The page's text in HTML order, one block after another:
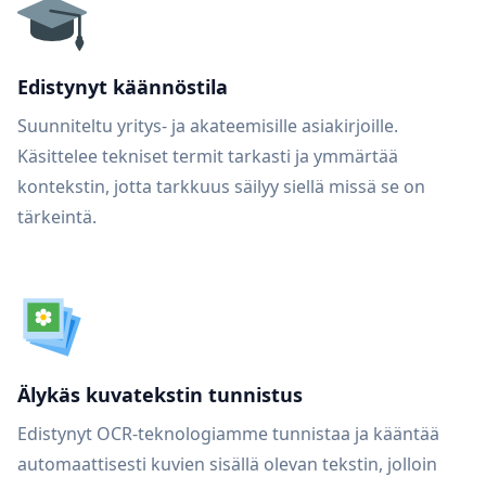
Edistynyt käännöstila
Suunniteltu yritys- ja akateemisille asiakirjoille.
Käsittelee tekniset termit tarkasti ja ymmärtää
kontekstin, jotta tarkkuus säilyy siellä missä se on
tärkeintä.
Älykäs kuvatekstin tunnistus
Edistynyt OCR-teknologiamme tunnistaa ja kääntää
automaattisesti kuvien sisällä olevan tekstin, jolloin